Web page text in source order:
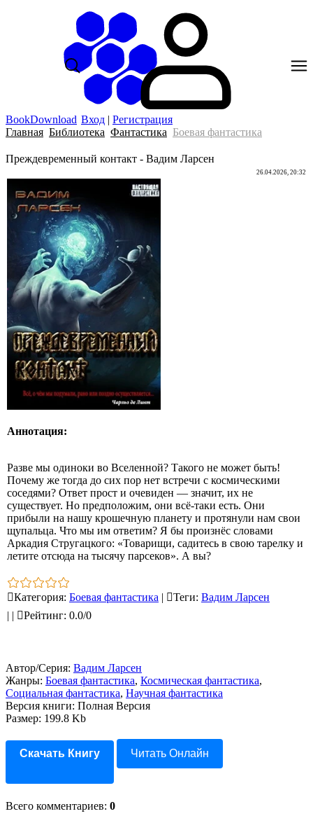
BookDownload Вход | Регистрация
Главная Библиотека Фантастика Боевая фантастика
Преждевременный контакт - Вадим Ларсен
26.04.2026, 20:32
Аннотация:
Разве мы одиноки во Вселенной? Такого не может быть!
Почему же тогда до сих пор нет встречи с космическими
соседями? Ответ прост и очевиден — значит, их не
существует. Но предположим, они всё‑таки есть. Они
прибыли на нашу крошечную планету и протянули нам свои
щупальца. Что мы им ответим? Я бы произнёс словами
Аркадия Стругацкого: «Товарищи, садитесь в свою тарелку и
летите отсюда на тысячу парсеков». А вы?
Категория: Боевая фантастика | Теги: Вадим Ларсен
| | Рейтинг: 0.0/0
Автор/Серия: Вадим Ларсен
Жанры: Боевая фантастика, Космическая фантастика,
Социальная фантастика, Научная фантастика
Версия книги: Полная Версия
Размер: 199.8 Kb
Скачать Книгу Читать Онлайн
Всего комментариев: 0